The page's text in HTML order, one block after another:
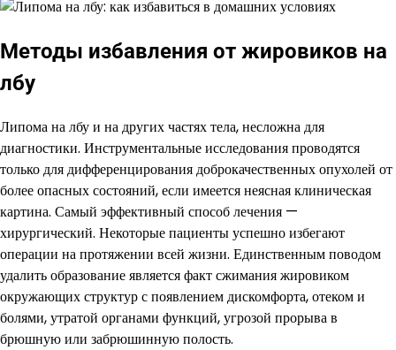
Методы избавления от жировиков на
лбу
Липома на лбу и на других частях тела, несложна для
диагностики. Инструментальные исследования проводятся
только для дифференцирования доброкачественных опухолей от
более опасных состояний, если имеется неясная клиническая
картина. Самый эффективный способ лечения —
хирургический. Некоторые пациенты успешно избегают
операции на протяжении всей жизни. Единственным поводом
удалить образование является факт сжимания жировиком
окружающих структур с появлением дискомфорта, отеком и
болями, утратой органами функций, угрозой прорыва в
брюшную или забрюшинную полость.